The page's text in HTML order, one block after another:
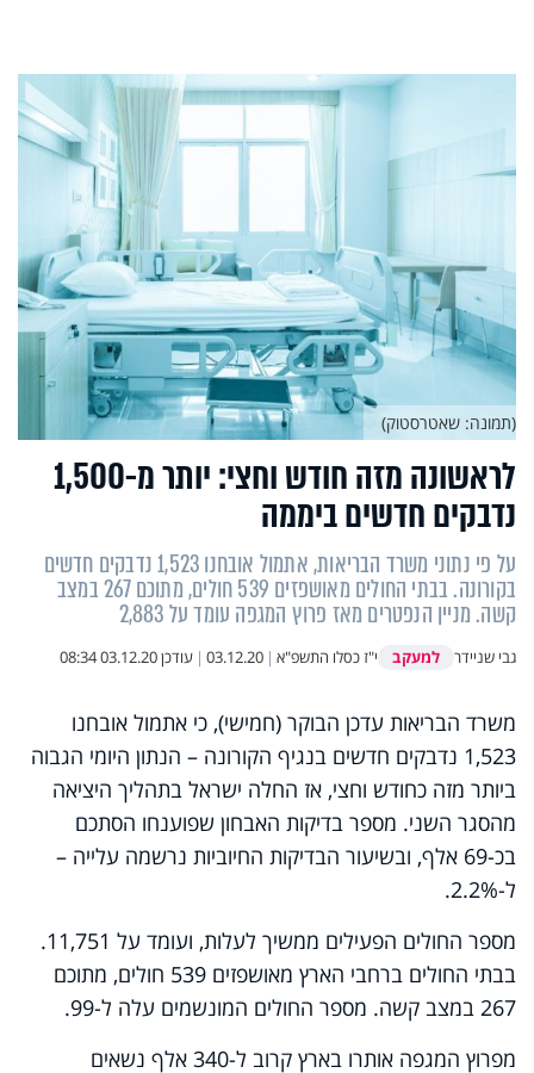
לראשונה מזה חודש וחצי: יותר מ-1,500
נדבקים חדשים ביממה
על פי נתוני משרד הבריאות, אתמול אובחנו 1,523 נדבקים חדשים
בקורונה. בבתי החולים מאושפזים 539 חולים, מתוכם 267 במצב
קשה. מניין הנפטרים מאז פרוץ המגפה עומד על 2,883
גבי שניידר למעקב י"ז כסלו התשפ"א |
03.12.20
| עודכן03.12.20 08:34
(תמונה: שאטרסטוק)
משרד הבריאות עדכן הבוקר (חמישי), כי אתמול אובחנו
1,523 נדבקים חדשים בנגיף הקורונה – הנתון היומי הגבוה
ביותר מזה כחודש וחצי, אז החלה ישראל בתהליך היציאה
מהסגר השני. מספר בדיקות האבחון שפוענחו הסתכם
בכ-69 אלף, ובשיעור הבדיקות החיוביות נרשמה עלייה –
ל-2.2%.
מספר החולים הפעילים ממשיך לעלות, ועומד על 11,751.
בבתי החולים ברחבי הארץ מאושפזים 539 חולים, מתוכם
267 במצב קשה. מספר החולים המונשמים עלה ל-99.
מפרוץ המגפה אותרו בארץ קרוב ל-340 אלף נשאים